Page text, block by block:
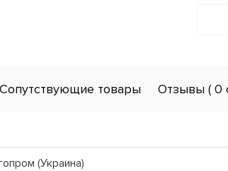
Сопутствующие товары Отзывы ( 0
(Украина)